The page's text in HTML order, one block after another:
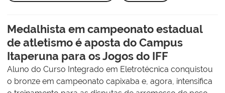
Medalhista em campeonato estadual
de atletismo é aposta do Campus
Itaperuna para os Jogos do IFF
Aluno do Curso Integrado em Eletrotécnica conquistou
o bronze em campeonato capixaba e, agora, intensifica